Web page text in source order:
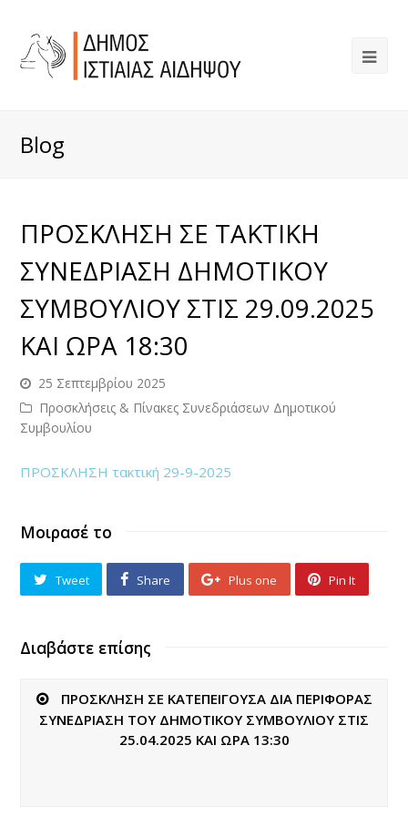
Blog
ΠΡΟΣΚΛΗΣΗ ΣΕ ΤΑΚΤΙΚΗ
ΣΥΝΕΔΡΙΑΣΗ ΔΗΜΟΤΙΚΟΥ
ΣΥΜΒΟΥΛΙΟΥ ΣΤΙΣ 29.09.2025
ΚΑΙ ΩΡΑ 18:30
25 Σεπτεμβρίου 2025
Προσκλήσεις & Πίνακες Συνεδριάσεων Δημοτικού
Συμβουλίου
ΠΡΟΣΚΛΗΣΗ τακτική 29-9-2025
Μοιρασέ το
Tweet Share Plus one Pin It
Διαβάστε επίσης
ΠΡΟΣΚΛΗΣΗ ΣΕ ΚΑΤΕΠΕΙΓΟΥΣΑ ΔΙΑ ΠΕΡΙΦΟΡΑΣ
ΣΥΝΕΔΡΙΑΣΗ ΤΟΥ ΔΗΜΟΤΙΚΟΥ ΣΥΜΒΟΥΛΙΟΥ ΣΤΙΣ
25.04.2025 ΚΑΙ ΩΡΑ 13:30